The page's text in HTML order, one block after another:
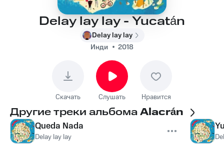
Delay lay lay - Yucatán
Delay lay lay
Инди
2018
Скачать Слушать Нравится
Другие треки альбомаAlacrán
Queda Nada
Delay lay lay